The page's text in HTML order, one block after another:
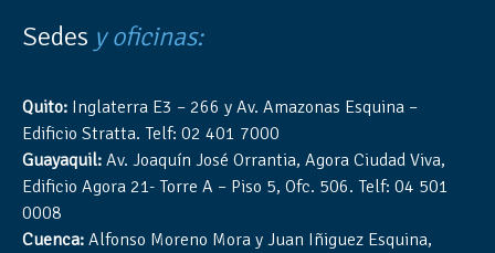
Sedes y oficinas:
Quito: Inglaterra E3 – 266 y Av. Amazonas Esquina –
Edificio Stratta. Telf: 02 401 7000
Guayaquil: Av. Joaquín José Orrantia, Agora Ciudad Viva,
Edificio Agora 21- Torre A – Piso 5, Ofc. 506. Telf: 04 501
0008
Cuenca: Alfonso Moreno Mora y Juan Iñiguez Esquina,